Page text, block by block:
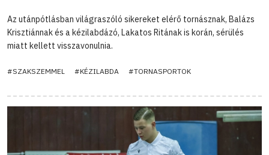
Az utánpótlásban világraszóló sikereket elérő tornásznak, Balázs
Krisztiánnak és a kézilabdázó, Lakatos Ritának is korán, sérülés
miatt kellett visszavonulnia.
#SZAKSZEMMEL #KÉZILABDA #TORNASPORTOK